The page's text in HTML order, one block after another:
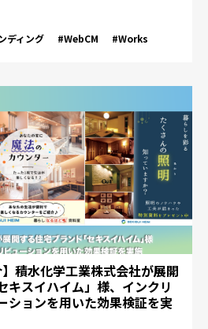
ディング #WebCM #Works
】積水化学工業株式会社が展開
キスイハイム」様、インクリ
ションを用いた効果検証を実